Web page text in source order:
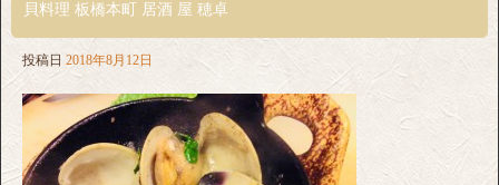
貝料理 板橋本町 居酒 屋 穂卓
投稿日 2018年8月12日